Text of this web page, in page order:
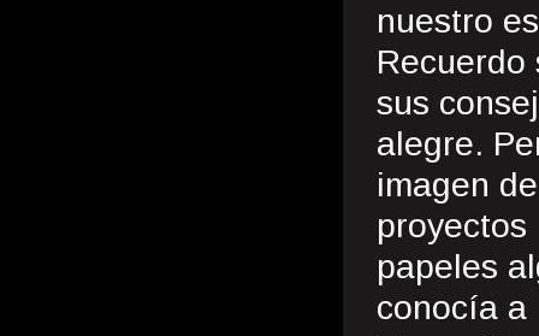
nuestro
sus
alegre.
imagen
papeles
conocía a